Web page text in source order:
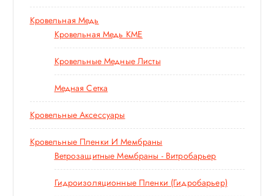
Кровельная Медь
Кровельная Медь KME
Кровельные Медные Листы
Медная Сетка
Кровельные Аксессуары
Кровельные Пленки И Мембраны
Ветрозащитные Мембраны - Витробарьер
Гидроизоляционные Пленки (гидробарьер)